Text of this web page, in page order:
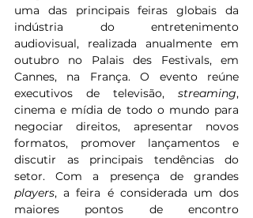
uma das principais feiras globais da
indústria do entretenimento
audiovisual, realizada anualmente em
outubro no Palais des Festivals, em
Cannes, na França. O evento reúne
executivos de televisão, streaming,
cinema e mídia de todo o mundo para
negociar direitos, apresentar novos
formatos, promover lançamentos e
discutir as principais tendências do
players, a feira é considerada um dos
maiores pontos de encontro